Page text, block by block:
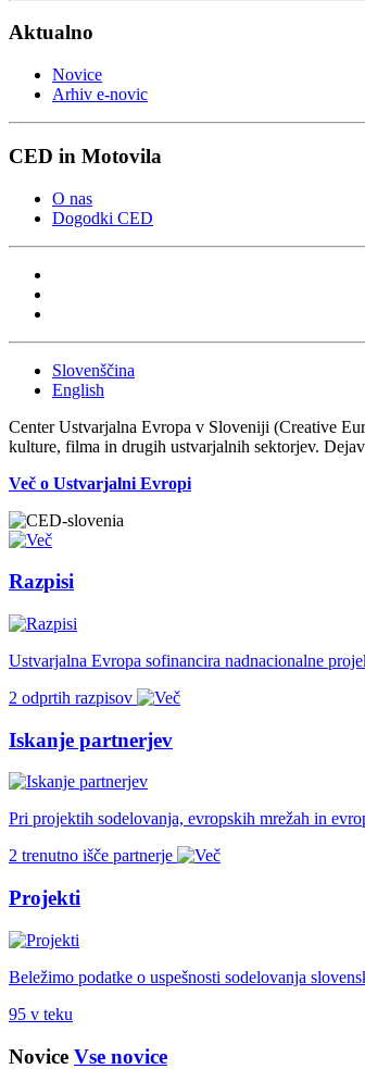
Aktualno
Novice
Arhiv e-novic
CED in Motovila
O nas
Dogodki CED
Slovenščina
English
Center Ustvarjalna Evropa v Sloveniji (Creative
kulture, filma in drugih ustvarjalnih sektorjev.
Več o Ustvarjalni Evropi
Razpisi
Ustvarjalna Evropa sofinancira nadnacionalne
2 odprtih razpisov
Iskanje partnerjev
Pri projektih sodelovanja, evropskih mrežah in
2 trenutno išče partnerje
Projekti
Beležimo podatke o uspešnosti sodelovanja
95 v teku
Novice Vse novice